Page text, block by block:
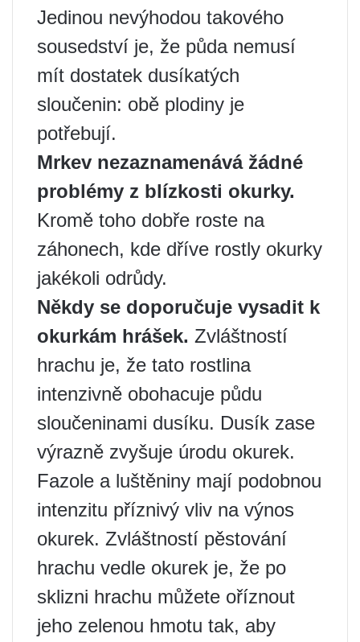
Jedinou nevýhodou takového
sousedství je, že půda nemusí
mít dostatek dusíkatých
sloučenin: obě plodiny je
potřebují.
Mrkev nezaznamenává žádné
problémy z blízkosti okurky.
Kromě toho dobře roste na
záhonech, kde dříve rostly okurky
jakékoli odrůdy.
Někdy se doporučuje vysadit k
okurkám hrášek. Zvláštností
hrachu je, že tato rostlina
intenzivně obohacuje půdu
sloučeninami dusíku. Dusík zase
výrazně zvyšuje úrodu okurek.
Fazole a luštěniny mají podobnou
intenzitu příznivý vliv na výnos
okurek. Zvláštností pěstování
hrachu vedle okurek je, že po
sklizni hrachu můžete oříznout
jeho zelenou hmotu tak, aby